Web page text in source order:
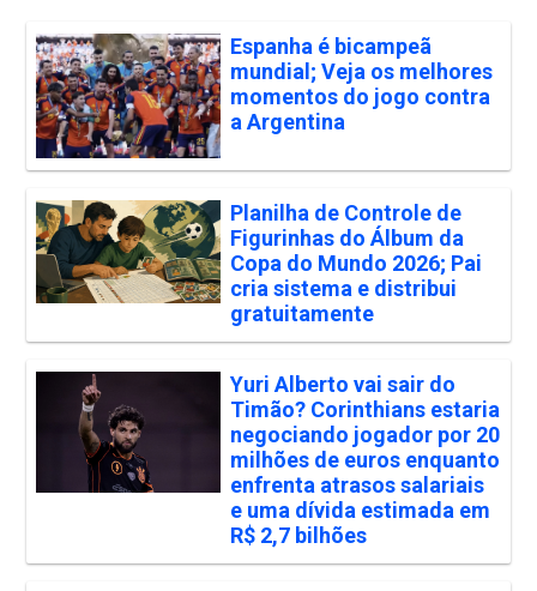
Espanha é bicampeã
mundial; Veja os melhores
momentos do jogo contra
a Argentina
Planilha de Controle de
Figurinhas do Álbum da
Copa do Mundo 2026; Pai
cria sistema e distribui
gratuitamente
Yuri Alberto vai sair do
Timão? Corinthians estaria
negociando jogador por 20
milhões de euros enquanto
enfrenta atrasos salariais
e uma dívida estimada em
R$ 2,7 bilhões